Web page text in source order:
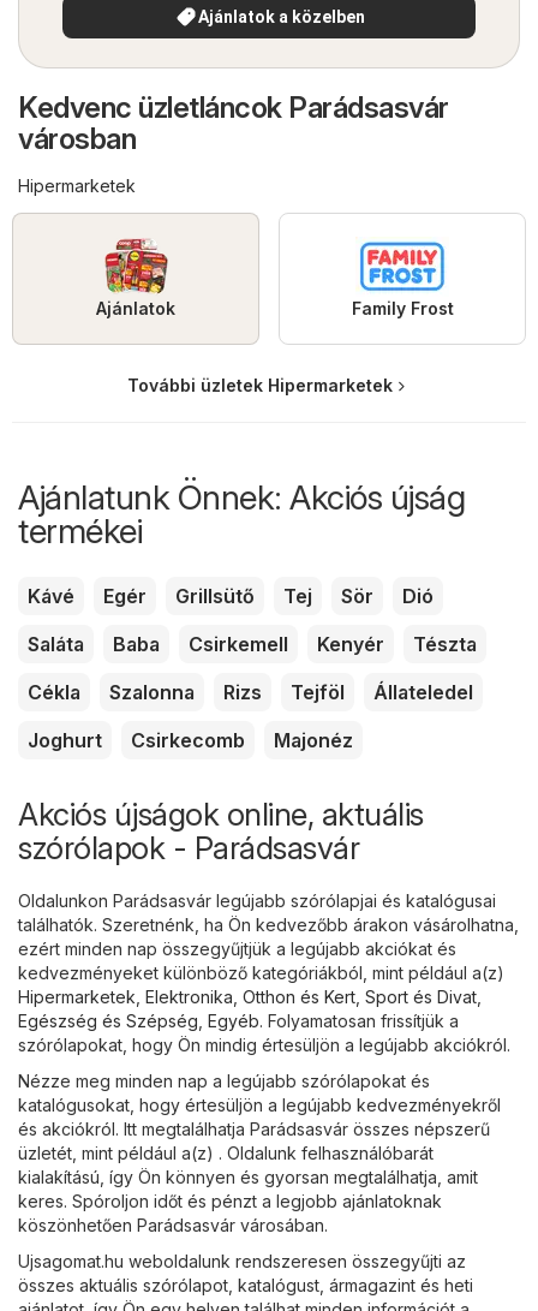
Ajánlatok a közelben
Kedvenc üzletláncok Parádsasvár
városban
Hipermarketek
Ajánlatok Family Frost
További üzletek Hipermarketek
Ajánlatunk Önnek: Akciós újság
termékei
Kávé Egér Grillsütő Tej Sör
Dió
Saláta
Baba Csirkemell Kenyér
Tészta
Cékla
Szalonna Rizs Tejföl
Állateledel
Joghurt
Csirkecomb Majonéz
Akciós újságok online, aktuális
szórólapok - Parádsasvár
Oldalunkon Parádsasvár legújabb szórólapjai és katalógusai
találhatók. Szeretnénk, ha Ön kedvezőbb árakon vásárolhatna,
ezért minden nap összegyűjtjük a legújabb akciókat és
kedvezményeket különböző kategóriákból, mint például a(z)
Hipermarketek Elektronika Otthon és Kert Sport és Divat
Egészség és Szépség Egyéb. Folyamatosan frissítjük a
szórólapokat, hogy Ön mindig értesüljön a legújabb akciókról.
Nézze meg minden nap a legújabb szórólapokat és
katalógusokat, hogy értesüljön a legújabb kedvezményekről
és akciókról. Itt megtalálhatja Parádsasvár összes népszerű
üzletét, mint például a(z) . Oldalunk felhasználóbarát
kialakítású, így Ön könnyen és gyorsan megtalálhatja, amit
keres. Spóroljon időt és pénzt a legjobb ajánlatoknak
köszönhetően Parádsasvár városában.
Ujsagomat.hu weboldalunk rendszeresen összegyűjti az
összes aktuális szórólapot, katalógust, ármagazint és heti